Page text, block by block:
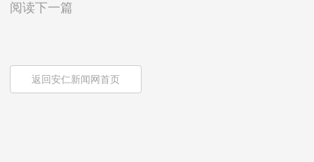
阅读下一篇
返回安仁新闻网首页